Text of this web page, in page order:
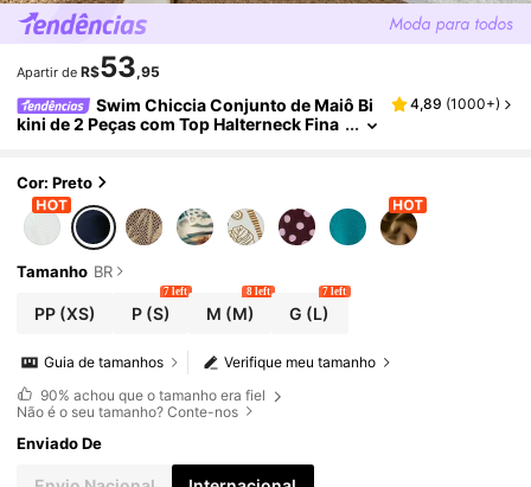
Apartir de R$53,95
Swim Chiccia Conjunto de Maiô Bi
kini de 2 Peças com Top Halterneck Fina
4,89 (1000+)
Cor: Preto
Tamanho BR
PP(XS) P(S)
7 left
M (M)
8 left
G (L)
7 left
Verifique meu tamanho
Guia de tamanhos
90% achou que o tamanho era fiel
Não é o seu tamanho? Conte-nos
Enviado De